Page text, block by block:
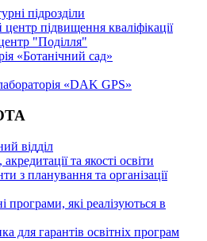
підрозділи
підвищення кваліфікації
"Поділля"
«Ботанічний сад»
«DAK GPS»
відділ
та якості освіти
з планування та організації
програми, які реалізуються в
для гарантів освітніх програм